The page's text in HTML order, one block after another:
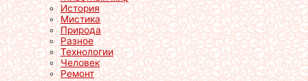
История
Мистика
Природа
Разное
Технологии
Человек
Ремонт